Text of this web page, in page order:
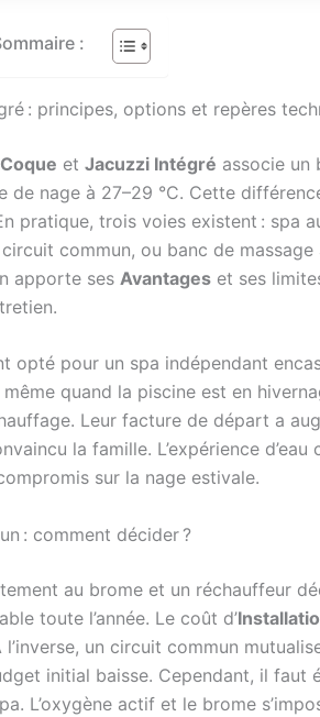
:
: principes, options et repères
et Jacuzzi Intégré associe un
de nage à 27–29 °C. Cette
pratique, trois voies existent : spa
commun, ou banc de massage
apporte ses Avantages et ses
opté pour un spa indépendant
quand la piscine est en
Leur facture de départ a
la famille. L’expérience d’eau
sur la nage estivale.
: comment décider ?
au brome et un réchauffeur
toute l’année. Le coût d’
un circuit commun
initial baisse. Cependant, il faut
L’oxygène actif et le brome